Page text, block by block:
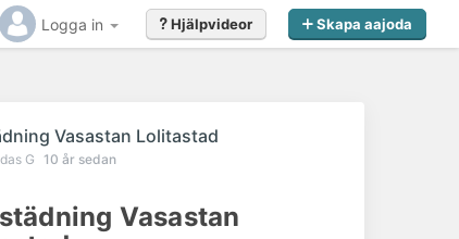
Logga in Skapa aajoda
Hjälpvideor
Vasastan Lolitastad
G 10 år sedan
Vasastan